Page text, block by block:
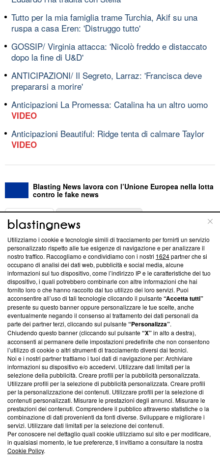
Tutto per la mia famiglia trame Turchia, Akif su una
ruspa a casa Eren: 'Distruggo tutto'
GOSSIP/ Virginia attacca: 'Nicolò freddo e distaccato
dopo la fine di U&D'
ANTICIPAZIONI/ Il Segreto, Larraz: 'Francisca deve
prepararsi a morire'
Anticipazioni La Promessa: Catalina ha un altro uomo
VIDEO
Anticipazioni Beautiful: Ridge tenta di calmare Taylor
VIDEO
Blasting News lavora con l’Unione Europea nella lotta
contro le fake news
ABOUT
Questa sezione offre informazioni trasparenti su Blasting
News, sui nostri processi editoriali e su come ci impegniamo a
creare news di qualità. Inoltre, afferma la nostra aderenza a
‘Trust Project - News with Integrity’Blasting News non è
ancora membro del programma, ma ha richiesto di farne
parte; Trust Project non ha ancora effettuato una verifica di
conformità agli standard.
Su di noi
Team editoriale
Corporate
Redazione
Informativa Privacy
Cookie Policy
Blasting SA, IDI CHE-247.845.224, Via Carlo Frasca, 3 - 6900
Lugano (Svizzera) Tel:+39 0690258937
Utilizziamo i cookie e tecnologie simili di tracciamento per fornirti un servizio
personalizzato rispetto alle tue esigenze di navigazione e per analizzare il
nostro traffico. Raccogliamo e condividiamo con i nostri 1624partner che si
occupano di analisi dei dati web, pubblicità e social media, alcune
informazioni sul tuo dispositivo, come l’indirizzo IP e le caratteristiche del tuo
dispositivo, i quali potrebbero combinarle con altre informazioni che hai
fornito loro o che hanno raccolto dal tuo utilizzo dei loro servizi. Puoi
acconsentire all’uso di tali tecnologie cliccando il pulsante“Accetta tutti”
presente su questo banner oppure personalizzare le tue scelte, anche
eventualmente negando il consenso al trattamento dei dati personali da
parte dei partner terzi, cliccando sul pulsante“Personalizza”.
Chiudendo questo banner (cliccando sul pulsante“X”in alto a destra),
acconsenti al permanere delle impostazioni predefinite che non consentono
l’utilizzo di cookie o altri strumenti di tracciamento diversi dai tecnici.
Noi e i nostri partner trattiamo i tuoi dati di navigazione per: Archiviare
informazioni su dispositivo e/o accedervi. Utilizzare dati limitati per la
selezione della pubblicità. Creare profili per la pubblicità personalizzata.
Utilizzare profili per la selezione di pubblicità personalizzata. Creare profili
per la personalizzazione dei contenuti. Utilizzare profili per la selezione di
contenuti personalizzati. Misurare le prestazioni degli annunci. Misurare le
prestazioni dei contenuti. Comprendere il pubblico attraverso statistiche o la
combinazione di dati provenienti da fonti diverse. Sviluppare e migliorare i
servizi. Utilizzare dati limitati per la selezione dei contenuti.
Per conoscere nel dettaglio quali cookie utilizziamo sul sito e per modificare,
in qualsiasi momento, le tue preferenze, ti invitiamo a consultare la nostra
Cookie Policy.